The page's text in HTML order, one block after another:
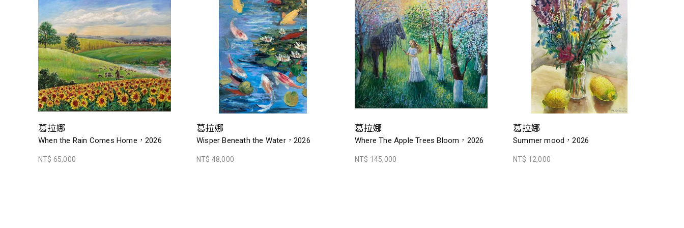
葛拉娜
When the Rain Comes Home，2026
NT$ 65,000
葛拉娜
Wisper Beneath the Water，2026
NT$ 48,000
葛拉娜
Where The Apple Trees Bloom，2026
NT$ 145,000
葛拉娜
Summer mood，2026
NT$ 12,000